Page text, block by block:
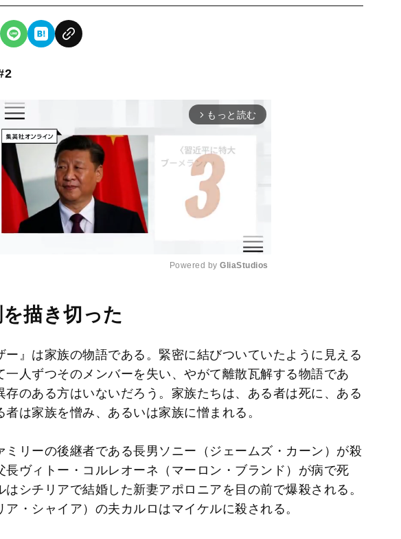
arrow_forward_ios もっと読む
Powered by GliaStudios
描き切った
ー』は家族の物語である。緊密に結びついていたように見える
一人ずつそのメンバーを失い、やがて離散瓦解する物語であ
存のある方はいないだろう。家族たちは、ある者は死に、ある
は家族を憎み、あるいは家族に憎まれる。
ミリーの後継者である長男ソニー（ジェームズ・カーン）が殺
長ヴィトー・コルレオーネ（マーロン・ブランド）が病で死
はシチリアで結婚した新妻アポロニアを目の前で爆殺される。
・シャイア）の夫カルロはマイケルに殺される。